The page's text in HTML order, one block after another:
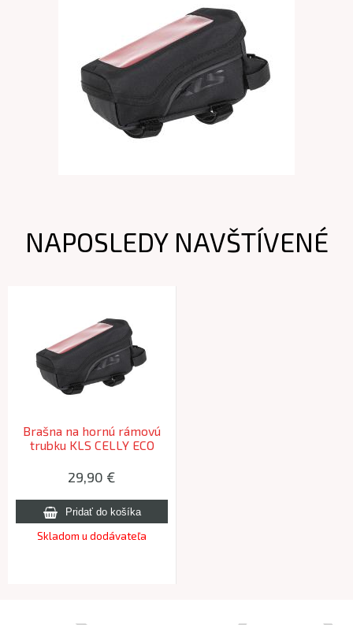
NAPOSLEDY NAVŠTÍVENÉ
Brašna na hornú rámovú
trubku KLS CELLY ECO
29,90 €
Skladom u dodávateľa